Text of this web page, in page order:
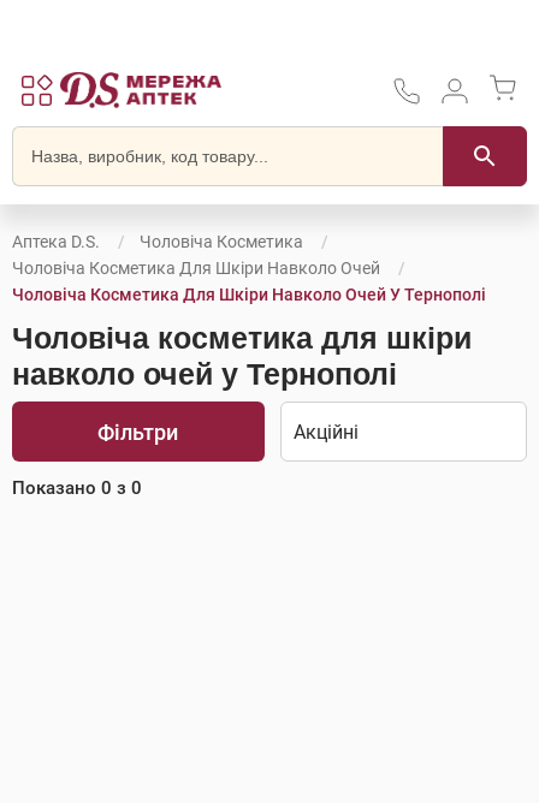
Аптека D.S.
Чоловіча Косметика
Чоловіча Косметика Для Шкіри Навколо Очей
Чоловіча Косметика Для Шкіри Навколо Очей У Тернополі
Чоловіча косметика для шкіри
навколо очей у Тернополі
Фільтри
Показано 0 з 0